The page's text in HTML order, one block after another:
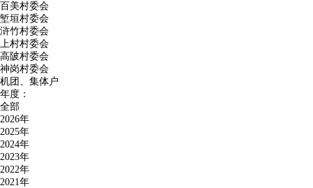
百美村委会
堑垣村委会
浒竹村委会
上村村委会
高陂村委会
神岗村委会
机团、集体户
年度：
全部
2026年
2025年
2024年
2023年
2022年
2021年